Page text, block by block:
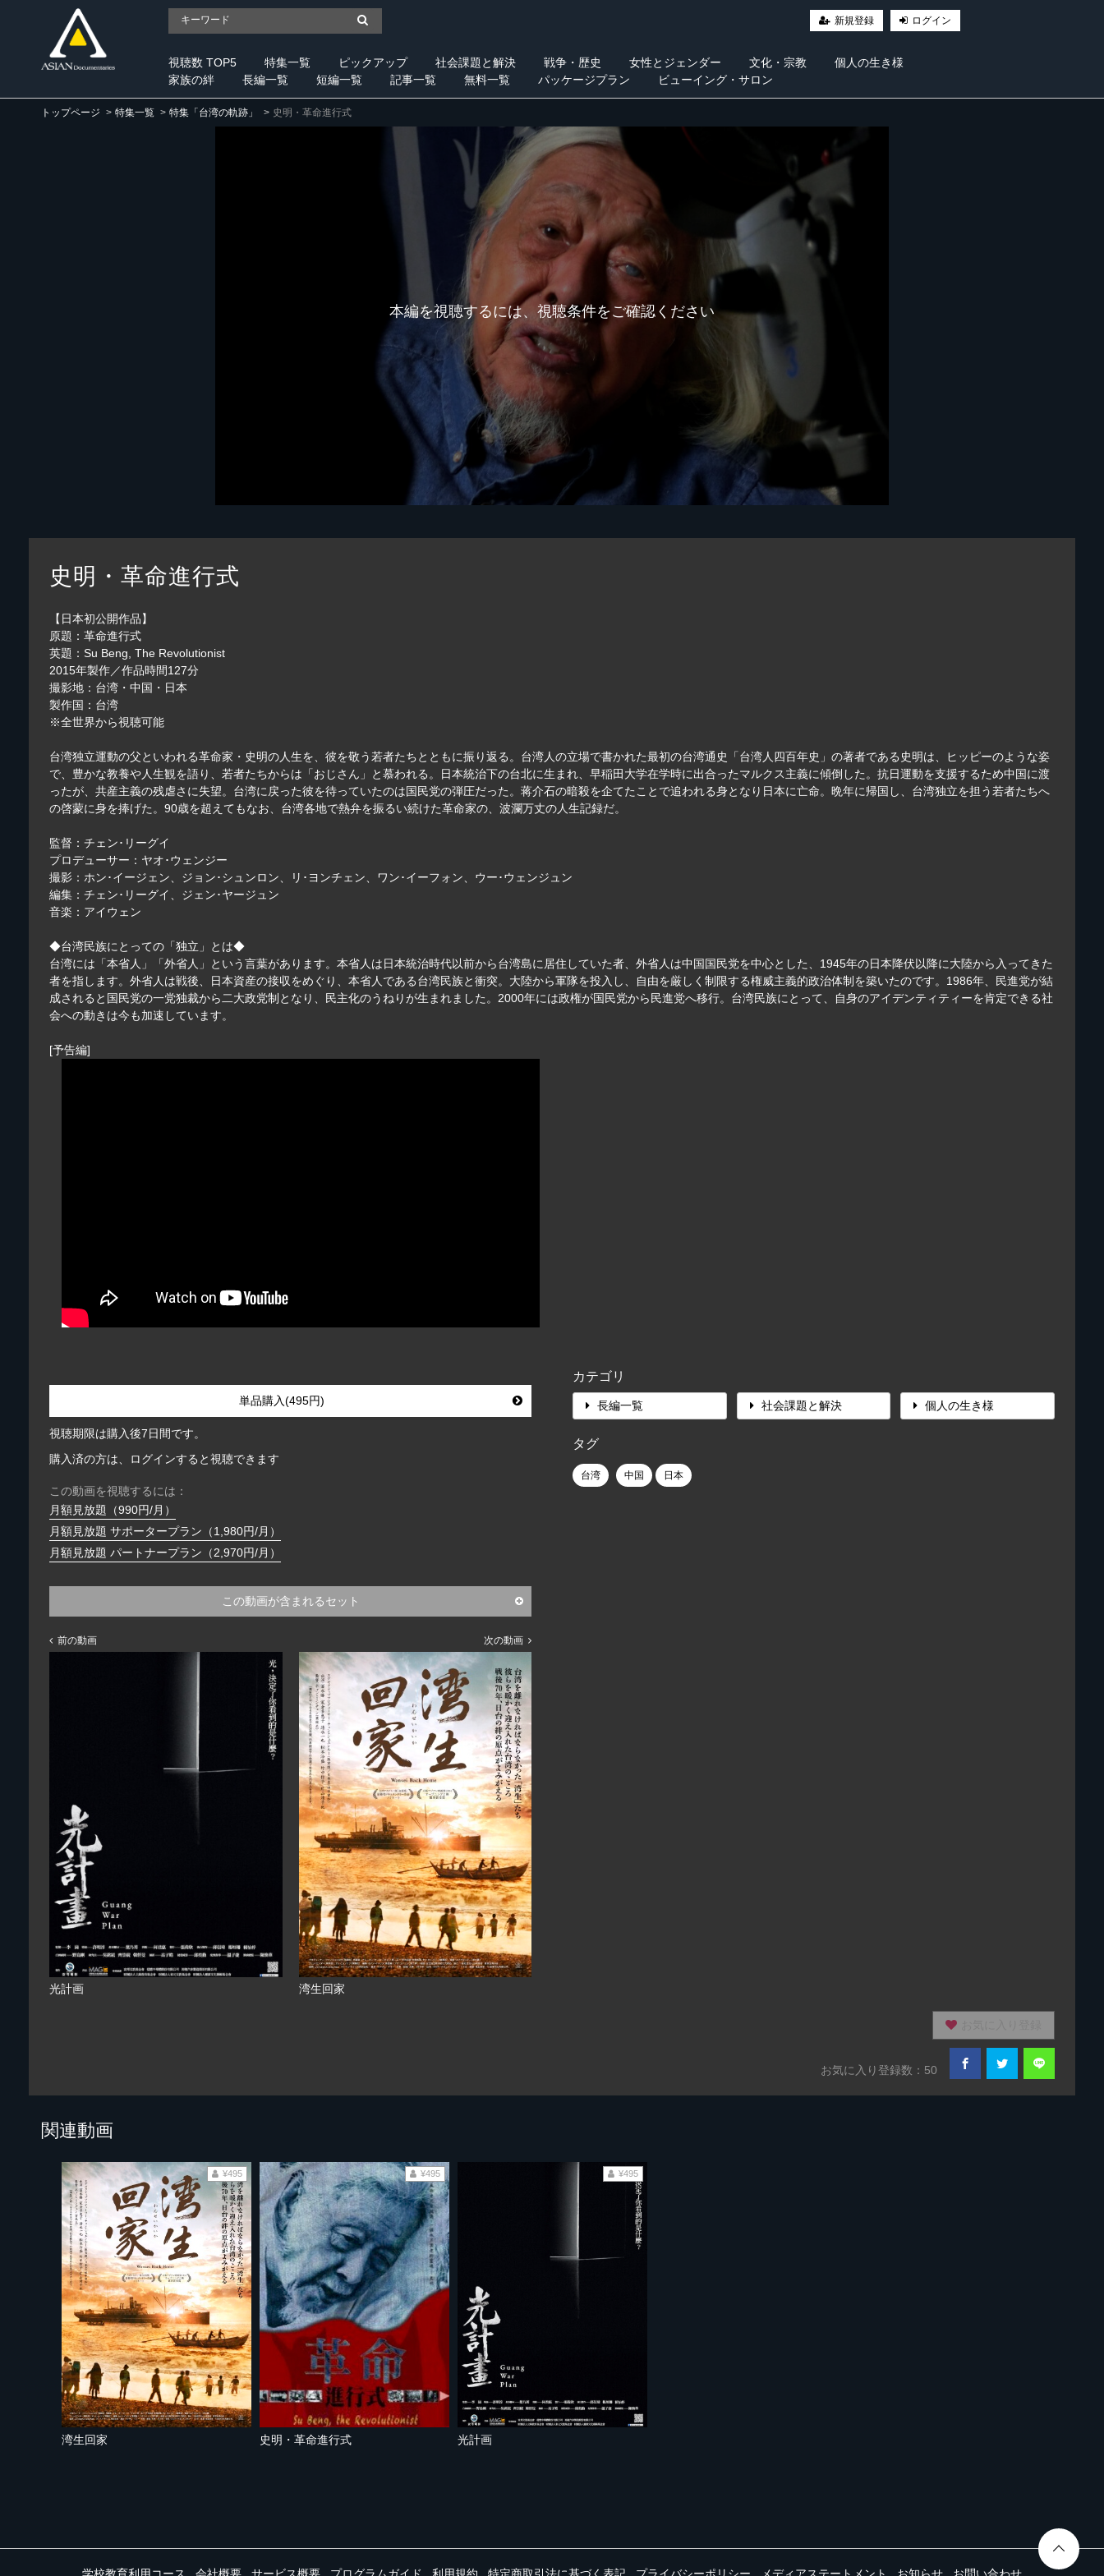
新規登録 ログイン
視聴数 TOP5 特集一覧 ピックアップ 社会課題と解決 戦争・歴史 女性とジェンダー 文化・宗教
個人の生き様
家族の絆
長編一覧 短編一覧 記事一覧 無料一覧 パッケージプラン ビューイング・サロン
トップページ 特集一覧 特集「台湾の軌跡」 史明・革命進行式
本編を視聴するには、視聴条件をご確認ください
史明・革命進行式
【日本初公開作品】
原題：革命進行式
英題：Su Beng, The Revolutionist
2015年製作／作品時間127分
撮影地：台湾・中国・日本
製作国：台湾
※全世界から視聴可能
台湾独立運動の父といわれる革命家・史明の人生を、彼を敬う若者たちとともに振り返る。台湾人の立場で書かれた最初の台湾通史「台湾人四百年史」の著者である史明は、ヒッピーのような姿
で、豊かな教養や人生観を語り、若者たちからは「おじさん」と慕われる。日本統治下の台北に生まれ、早稲田大学在学時に出合ったマルクス主義に傾倒した。抗日運動を支援するため中国に渡
ったが、共産主義の残虐さに失望。台湾に戻った彼を待っていたのは国民党の弾圧だった。蒋介石の暗殺を企てたことで追われる身となり日本に亡命。晩年に帰国し、台湾独立を担う若者たちへ
の啓蒙に身を捧げた。90歳を超えてもなお、台湾各地で熱弁を振るい続けた革命家の、波瀾万丈の人生記録だ。
監督：チェン･リーグイ
プロデューサー：ヤオ･ウェンジー
撮影：ホン･イージェン、ジョン･シュンロン、リ･ヨンチェン、ワン･イーフォン、ウー･ウェンジュン
編集：チェン･リーグイ、ジェン･ヤージュン
音楽：アイウェン
◆台湾民族にとっての「独立」とは◆
台湾には「本省人」「外省人」という言葉があります。本省人は日本統治時代以前から台湾島に居住していた者、外省人は中国国民党を中心とした、1945年の日本降伏以降に大陸から入ってきた
者を指します。外省人は戦後、日本資産の接収をめぐり、本省人である台湾民族と衝突。大陸から軍隊を投入し、自由を厳しく制限する権威主義的政治体制を築いたのです。1986年、民進党が結
成されると国民党の一党独裁から二大政党制となり、民主化のうねりが生まれました。2000年には政権が国民党から民進党へ移行。台湾民族にとって、自身のアイデンティティーを肯定できる社
会への動きは今も加速しています。
[予告編]
単品購入(495円)
視聴期限は購入後7日間です。
購入済の方は、ログインすると視聴できます
この動画を視聴するには：
月額見放題（990円/月）
月額見放題 サポータープラン（1,980円/月）
月額見放題 パートナープラン（2,970円/月）
この動画が含まれるセット
前の動画
光計画
次の動画
湾生回家
カテゴリ
長編一覧 社会課題と解決 個人の生き様
タグ
台湾 中国 日本
お気に入り登録数：50
関連動画
湾生回家
¥495
史明・革命進行式
¥495
光計画
¥495
学校教育利用コース 会社概要 サービス概要 プログラムガイド 利用規約 特定商取引法に基づく表記 プライバシーポリシー メディアステートメント お知らせ お問い合わせ